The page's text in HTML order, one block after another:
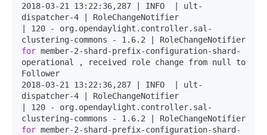
2018-03-21 13:22:36,287 | INFO  | ult-
dispatcher-4 | RoleChangeNotifier
| 120 - org.opendaylight.controller.sal-
for member-2-shard-prefix-configuration-shard-
operational , received role change from null to
Follower
2018-03-21 13:22:36,287 | INFO  | ult-
dispatcher-4 | RoleChangeNotifier
| 120 - org.opendaylight.controller.sal-
for member-2-shard-prefix-configuration-shard-